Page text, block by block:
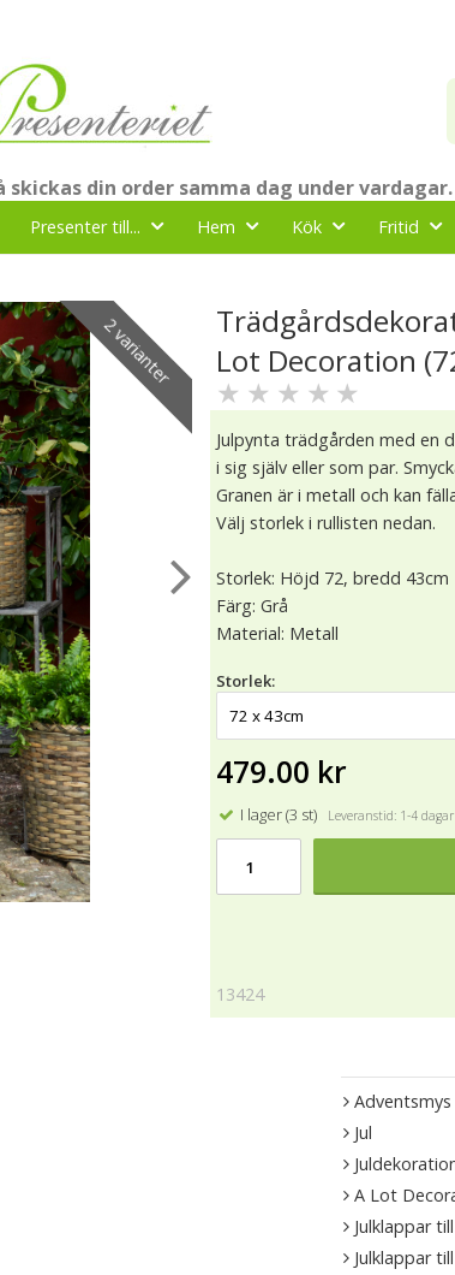
skickas din order samma dag under vardagar.
Presenter till... Hem Kök Fritid
2 varianter
Lot Decoration
★ ★ ★ ★ ★
Julpynta trädgården med en
i sig själv eller som par.
Granen är i metall och kan
Välj storlek i rullisten nedan.
Storlek: Höjd 72, bredd 43cm
Färg: Grå
Material: Metall
Storlek:
479.00 kr
I lager (3 st) Leveranstid: 1-4 dagar
13424
Adventsmys
Jul
A Lot
Julklappar
Julklappar